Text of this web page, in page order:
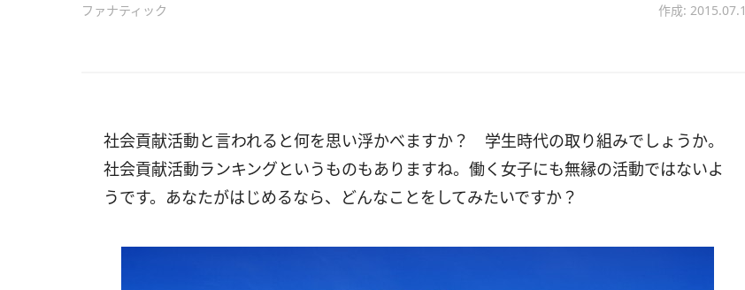
ファナティック 作成:
社会貢献活動と言われると何を思い浮かべますか？ 学生時代の取り組みでしょうか。
社会貢献活動ランキングというものもありますね。働く女子にも無縁の活動ではないよ
うです。あなたがはじめるなら、どんなことをしてみたいですか？